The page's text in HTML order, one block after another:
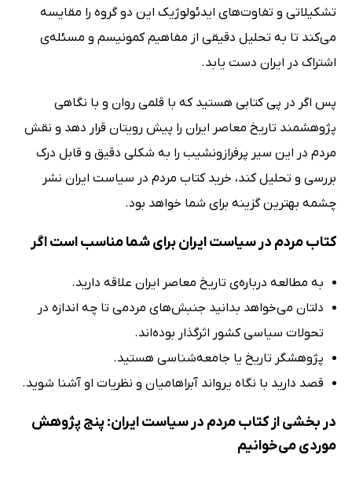
تشکیلاتی و تفاوت‌های ایدئولوژیک این دو گروه را مقایسه
می‌کند تا به تحلیل دقیقی از مفاهیم کمونیسم و مسئله‌ی
اشتراک در ایران دست یابد.
پس اگر در پی کتابی هستید که با قلمی روان و با نگاهی
پژوهشمند تاریخ معاصر ایران را پیش رویتان قرار دهد و نقش
مردم در این سیر پرفرازونشیب را به شکلی دقیق و قابل درک
بررسی و تحلیل کند، خرید کتاب مردم در سیاست ایران نشر
چشمه بهترین گزینه برای شما خواهد بود.
کتاب مردم در سیاست ایران برای شما مناسب است اگر
به مطالعه درباره‌ی تاریخ معاصر ایران علاقه دارید.
دلتان می‌خواهد بدانید جنبش‌های مردمی تا چه اندازه در
تحولات سیاسی کشور اثرگذار بوده‌اند.
پژوهشگر تاریخ یا جامعه‌شناسی هستید.
قصد دارید با نگاه یرواند آبراهامیان و نظریات او آشنا شوید.
در بخشی از کتاب مردم در سیاست ایران: پنج پژوهش
موردی می‌خوانیم